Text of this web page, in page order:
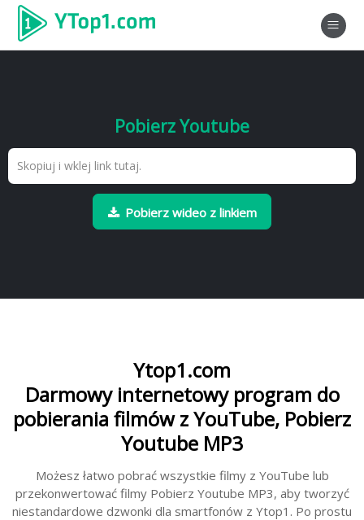
Pobierz Youtube
Pobierz wideo z linkiem
Ytop1.com
Darmowy internetowy program do
pobierania filmów z YouTube, Pobierz
Youtube MP3
Możesz łatwo pobrać wszystkie filmy z YouTube lub
przekonwertować filmy Pobierz Youtube MP3, aby tworzyć
niestandardowe dzwonki dla smartfonów z Ytop1. Po prostu